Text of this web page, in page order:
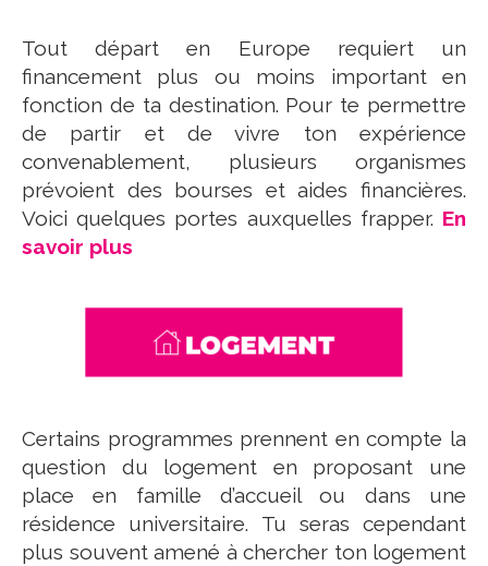
Tout départ en Europe requiert un
financement plus ou moins important en
fonction de ta destination. Pour te permettre
de partir et de vivre ton expérience
convenablement, plusieurs organismes
prévoient des bourses et aides financières.
Voici quelques portes auxquelles frapper. En
savoir plus
Certains programmes prennent en compte la
question du logement en proposant une
place en famille d’accueil ou dans une
résidence universitaire. Tu seras cependant
plus souvent amené à chercher ton logement